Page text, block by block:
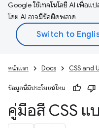
Google ใช้เทคโนโลยี AI เพื่อแ
โดย AI อาจมีข้อผิดพลาด
หน้าแรก Docs CSS and
ข้อมูลนี้มีประโยชน์ไหม
คู่มือสี CSS แ